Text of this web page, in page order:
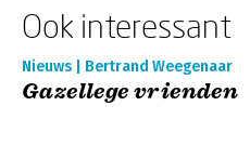
Ook interessant
Nieuws | Bertrand Weegenaar
Gazellege vrienden